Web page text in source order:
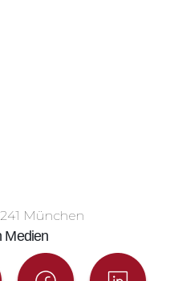
München
Medien